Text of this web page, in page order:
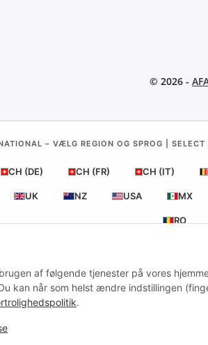
af følgende tjenester på vores
kan når som helst ændre indstillingen
.
© 2026 -
– VÆLG REGION OG SPROG |
CH (DE) CH (FR) CH (IT)
UK NZ USA MX
RO
AFATEK Danmark| Din
Teknisk rådgivning:
Tilbud til erhvervskunder: